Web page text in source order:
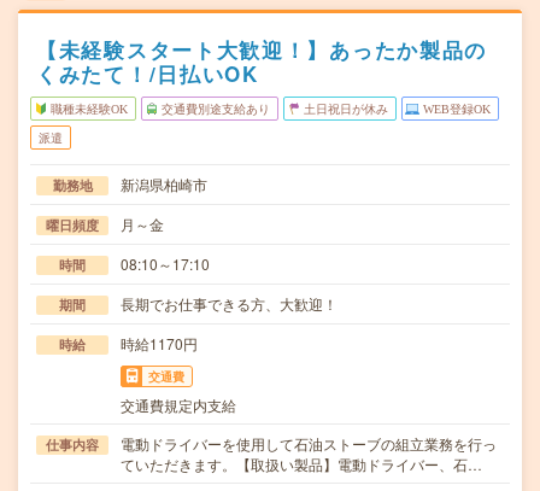
【未経験スタート大歓迎！】あったか製品の
くみたて！/日払いOK
職種未経験OK 交通費別途支給あり 土日祝日が休み WEB登録OK
派遣
勤務地 新潟県柏崎市
曜日頻度 月～金
時間 08:10～17:10
期間 長期でお仕事できる方、大歓迎！
時給 時給1170円
交通費
交通費規定内支給
仕事内容
電動ドライバーを使用して石油ストーブの組立業務を行っ
ていただきます。【取扱い製品】電動ドライバー、石…